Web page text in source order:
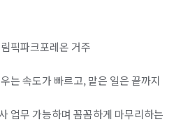
픽파크포레온 거주
는 속도가 빠르고, 맡은 일은 끝까지
업무 가능하며 꼼꼼하게 마무리하는